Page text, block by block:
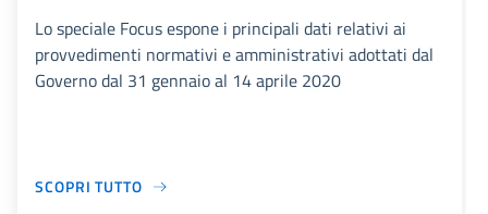
Lo speciale Focus espone i principali dati relativi ai
provvedimenti normativi e amministrativi adottati dal
Governo dal 31 gennaio al 14 aprile 2020
SCOPRI TUTTO